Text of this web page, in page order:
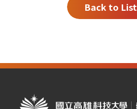
Back to List